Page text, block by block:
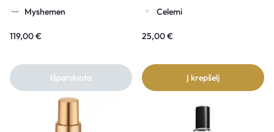
Myshemen
119,00€
Išparduota
Celemi
25,00€
Į krepšelį